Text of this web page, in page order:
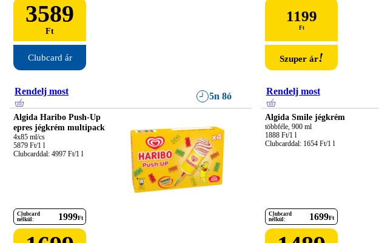
3589
Ft
Clubcard ár
1199
Ft
Szuper ár!
Rendelj most 5n 8ó
Algida Haribo Push-Up
epres jégkrém multipack
4x85 ml/cs
5879 Ft/1 l
Clubcarddal: 4997 Ft/1 l
Clubcard
nélkül:
1999Ft
Rendelj most
Algida Smile jégkrém
többféle, 900 ml
1888 Ft/1 l
Clubcarddal: 1654 Ft/1 l
Clubcard
nélkül:
1699Ft